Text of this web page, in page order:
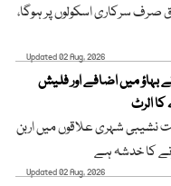
اطلاق صرف سرکاری اسکولوں پر ہوگا،
Updated 02 Aug, 2026
بہاؤ میں اضافے اور فلیش
الرٹ
نشیبی شہری علاقوں میں اربن
کا خدشہ ہے
Updated 02 Aug, 2026